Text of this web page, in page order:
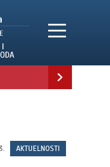
AKTUELNOSTI